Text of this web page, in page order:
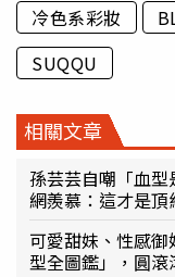
冷色系彩妝
SUQQU
相關文章
孫芸芸自嘲「血型
網羨慕：這才是頂
可愛甜妹、性感
型全圖鑑」，圓